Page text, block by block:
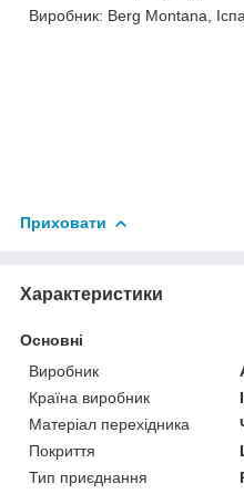
Виробник: Berg Montana,
Приховати
Характеристики
Основні
Виробник
Країна виробник
Матеріал перехідника
Покриття
Тип приєднання